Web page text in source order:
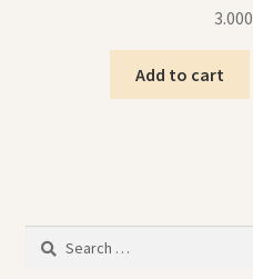
3.000
Add to cart
Search